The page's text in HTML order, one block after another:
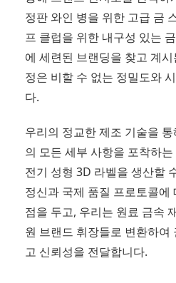
정판 와인 병을 위한 고급 금
프 클럽을 위한 내구성 있는
에 세련된 브랜딩을 찾고 계
정은 비할 수 없는 정밀도와
다.
우리의 정교한 제조 기술을
의 모든 세부 사항을 포착하
전기 성형 3D 라벨을 생산할
정신과 국제 품질 프로토콜에
점을 두고, 우리는 원료 금속
원 브랜드 휘장들로 변환하여
고 신뢰성을 전달합니다.